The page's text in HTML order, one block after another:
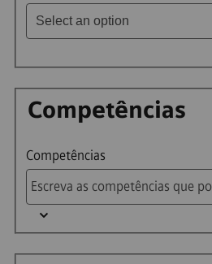
Select an option
Competências
Competências